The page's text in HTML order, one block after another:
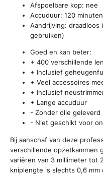
Afspoelbare kop: nee
Accuduur: 120 minuten
Aandrijving:
gebruiken)
Goed en kan beter:
+ 400 verschillende
+ Inclusief
+ Veel accessoires
+ Inclusief
+ Lange accuduur
- Zonder olie geleverd
- Niet geschikt voor
Bij aanschaf van deze
verschillende opzetkammen
variëren van 3 millimeter tot
kniplengte is slechts 0,6 mm